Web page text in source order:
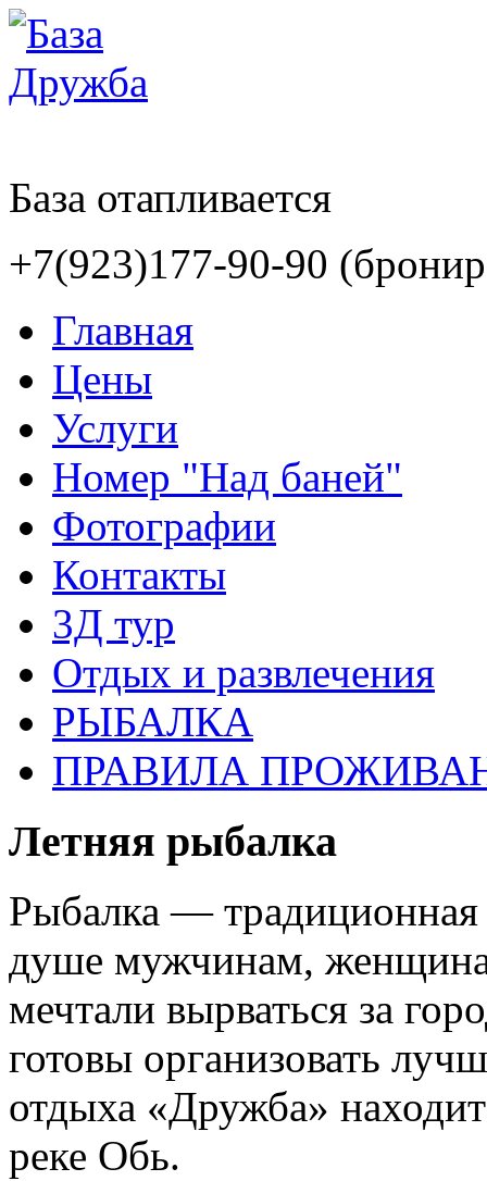
База отапливается
+7(923)177-90-90
Главная
Цены
Услуги
Номер "Над баней"
Фотографии
Контакты
3Д тур
Отдых и развлечения
РЫБАЛКА
ПРАВИЛА
Летняя рыбалка
Рыбалка — традиционная
душе мужчинам,
мечтали вырваться за
готовы организовать
отдыха «Дружба»
реке Обь.